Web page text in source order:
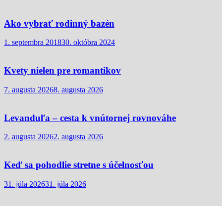
Ako vybrať rodinný bazén
1. septembra 201830. októbra 2024
Kvety nielen pre romantikov
7. augusta 20268. augusta 2026
Levanduľa – cesta k vnútornej rovnováhe
2. augusta 20262. augusta 2026
Keď sa pohodlie stretne s účelnosťou
31. júla 202631. júla 2026